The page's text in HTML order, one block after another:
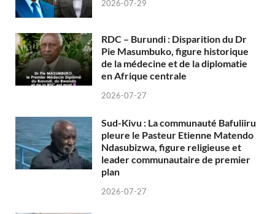
2026-07-29
RDC – Burundi : Disparition du Dr
Pie Masumbuko, figure historique
de la médecine et de la diplomatie
en Afrique centrale
2026-07-27
Sud-Kivu : La communauté Bafuliiru
pleure le Pasteur Etienne Matendo
Ndasubizwa, figure religieuse et
leader communautaire de premier
plan
2026-07-27